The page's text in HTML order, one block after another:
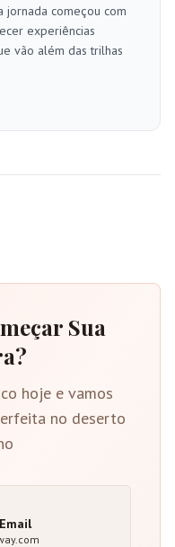
jornada começou com
experiências
vão além das trilhas
Sua
hoje e vamos
no deserto